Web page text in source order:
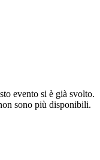
evento si è già svolto.
sono più disponibili.